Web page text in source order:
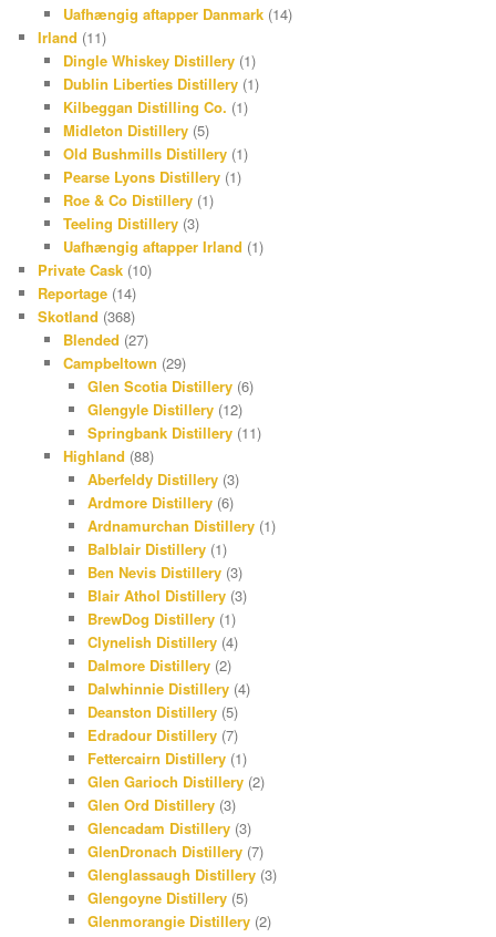
Uafhængig aftapper Danmark(14)
Irland (11)
Dingle Whiskey Distillery(1)
Dublin Liberties Distillery(1)
Kilbeggan Distilling Co. (1)
Midleton Distillery(5)
Old Bushmills Distillery(1)
Pearse Lyons Distillery(1)
Roe & Co Distillery(1)
Teeling Distillery(3)
Uafhængig aftapper Irland (1)
Private Cask (10)
Reportage (14)
Skotland (368)
Blended (27)
Campbeltown (29)
Glen Scotia Distillery (6)
Glengyle Distillery (12)
Springbank Distillery (11)
Highland (88)
Aberfeldy Distillery (3)
Ardmore Distillery (6)
Ardnamurchan Distillery (1)
Balblair Distillery (1)
Ben Nevis Distillery (3)
Blair Athol Distillery (3)
BrewDog Distillery (1)
Clynelish Distillery (4)
Dalmore Distillery (2)
Dalwhinnie Distillery (4)
Deanston Distillery (5)
Edradour Distillery (7)
Fettercairn Distillery (1)
Glen Garioch Distillery (2)
Glen Ord Distillery (3)
Glencadam Distillery (3)
GlenDronach Distillery (7)
Glenglassaugh Distillery (3)
Glengoyne Distillery (5)
Glenmorangie Distillery (2)